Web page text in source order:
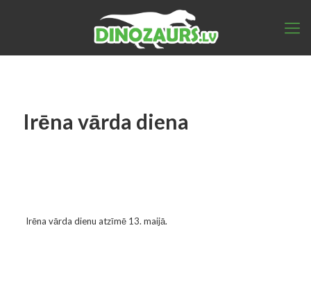
Irēna vārda diena
Irēna vārda dienu atzīmē 13. maijā.